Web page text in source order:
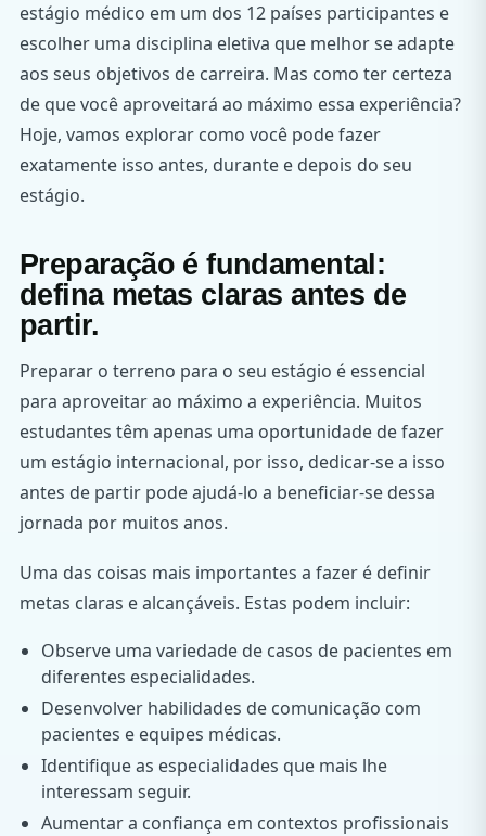
estágio médico em um dos 12 países participantes e
escolher uma disciplina eletiva que melhor se adapte
aos seus objetivos de carreira. Mas como ter certeza
de que você aproveitará ao máximo essa experiência?
Hoje, vamos explorar como você pode fazer
exatamente isso antes, durante e depois do seu
estágio.
Preparação é fundamental:
defina metas claras antes de
partir.
Preparar o terreno para o seu estágio é essencial
para aproveitar ao máximo a experiência. Muitos
estudantes têm apenas uma oportunidade de fazer
um estágio internacional, por isso, dedicar-se a isso
antes de partir pode ajudá-lo a beneficiar-se dessa
jornada por muitos anos.
Uma das coisas mais importantes a fazer é definir
metas claras e alcançáveis. Estas podem incluir:
Observe uma variedade de casos de pacientes em
diferentes especialidades.
Desenvolver habilidades de comunicação com
pacientes e equipes médicas.
Identifique as especialidades que mais lhe
interessam seguir.
Aumentar a confiança em contextos profissionais